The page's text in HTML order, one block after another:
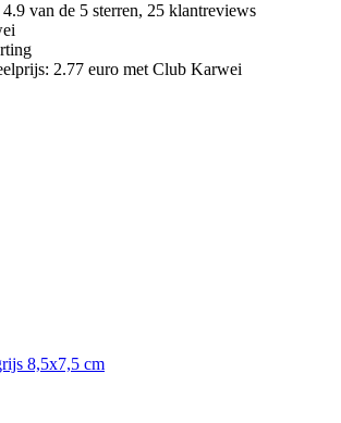
van de 5 sterren, 25 klantreviews
2.77 euro met Club Karwei
8,5x7,5 cm